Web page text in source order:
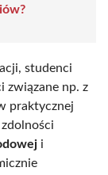
studenci
związane np. z
praktycznej
i